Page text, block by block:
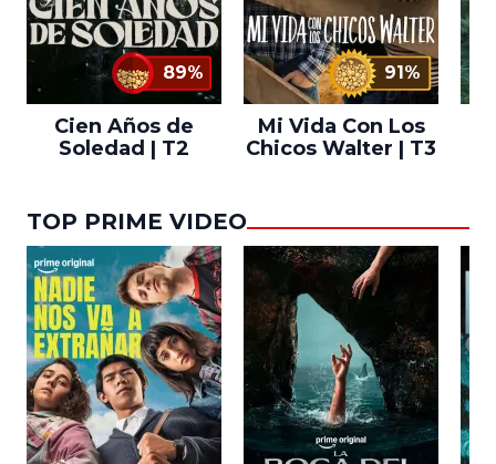
89%
Cien Años de
Soledad | T2
91%
Mi Vida Con Los
Chicos Walter | T3
TOP PRIME VIDEO